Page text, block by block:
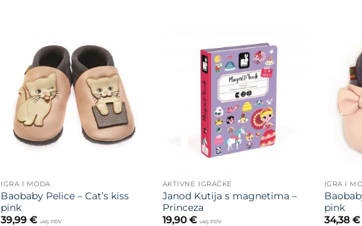
Dodajte
na listu
želja
IGRA I MODA
Baobaby Pelice – Cat’s kiss
pink
39,99€ uklj. PDV
Dodajte
na listu
AKTIVNE IGRAČKE
Janod Kutija s magnetima –
Princeza
19,90€ uklj. PDV
IGRA I
pink
34,38 €